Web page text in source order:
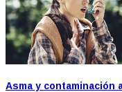
Asma y contaminación